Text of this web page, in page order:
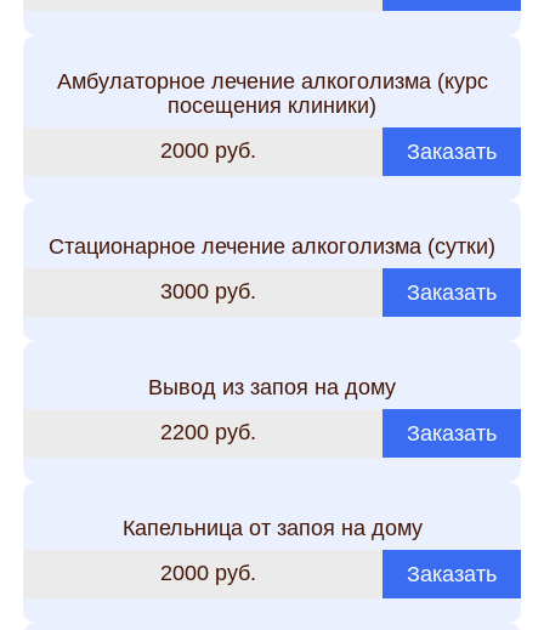
Амбулаторное лечение алкоголизма (курс
посещения клиники)
2000 руб.
Заказать
Стационарное лечение алкоголизма (сутки)
3000 руб.
Заказать
Вывод из запоя на дому
2200 руб.
Заказать
Капельница от запоя на дому
2000 руб.
Заказать